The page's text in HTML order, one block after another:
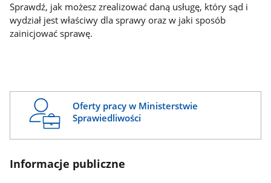
Sprawdź, jak możesz zrealizować daną usługę, który sąd i
wydział jest właściwy dla sprawy oraz w jaki sposób
zainicjować sprawę.
Oferty pracy w Ministerstwie
Sprawiedliwości
Informacje publiczne